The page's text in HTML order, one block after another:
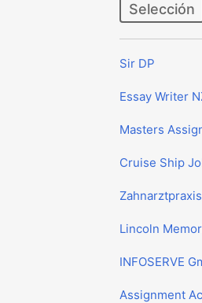
Selección
Sir DP
Essay Writer
Masters
Cruise Ship
Lincoln
INFOSERVE
Assignment